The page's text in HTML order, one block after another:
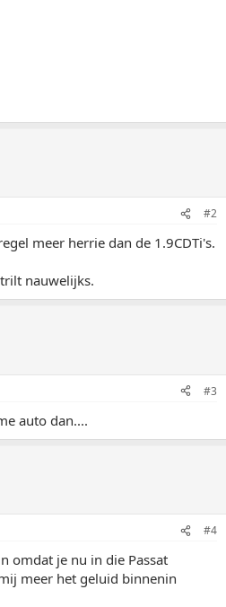
#2
meer herrie dan de 1.9CDTi's.
nauwelijks.
#3
auto dan....
#4
omdat je nu in die Passat
meer het geluid binnenin